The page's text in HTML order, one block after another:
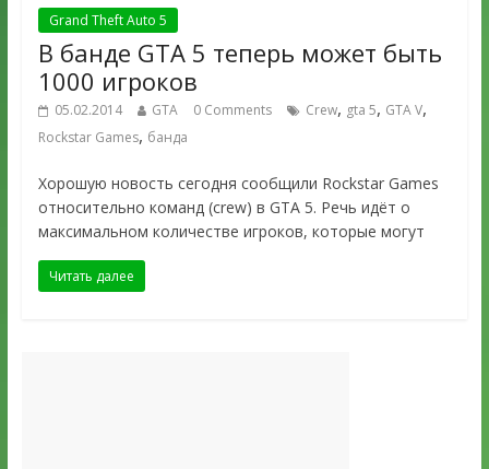
Grand Theft Auto 5
В банде GTA 5 теперь может быть
1000 игроков
05.02.2014 GTA 0 Comments Crew, gta 5, GTA V,
Rockstar Games, банда
Хорошую новость сегодня сообщили Rockstar Games
относительно команд (crew) в GTA 5. Речь идёт о
максимальном количестве игроков, которые могут
Читать далее